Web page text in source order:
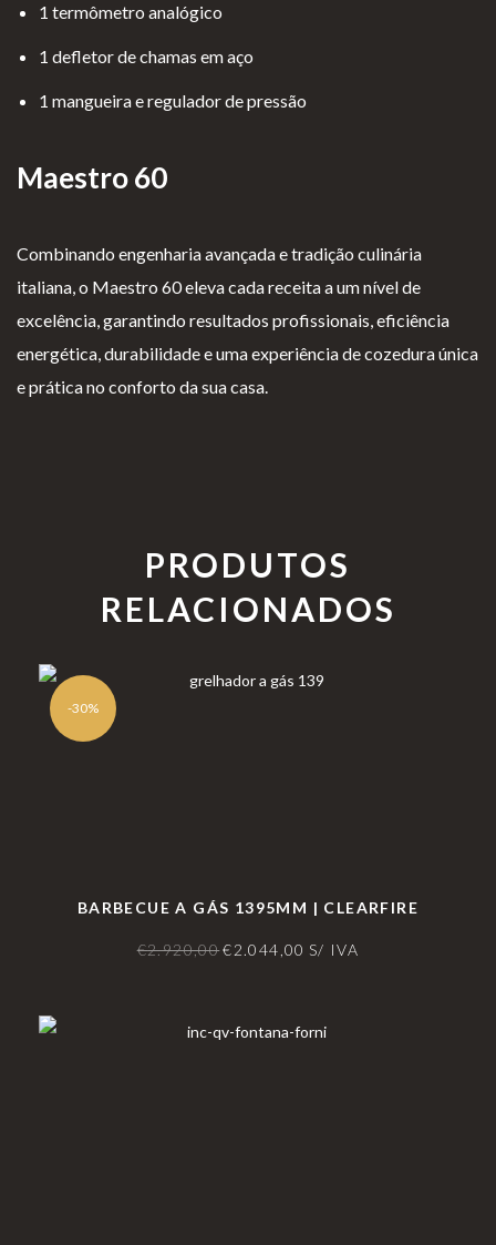
1 termômetro analógico
1 defletor de chamas em aço
1 mangueira e regulador de pressão
Maestro 60
Combinando engenharia avançada e tradição culinária
italiana, o Maestro 60 eleva cada receita a um nível de
excelência, garantindo resultados profissionais, eficiência
energética, durabilidade e uma experiência de cozedura única
e prática no conforto da sua casa.
PRODUTOS
RELACIONADOS
-30%
BARBECUE A GÁS 1395MM | CLEARFIRE
€2.920,00€2.044,00 S/ IVA